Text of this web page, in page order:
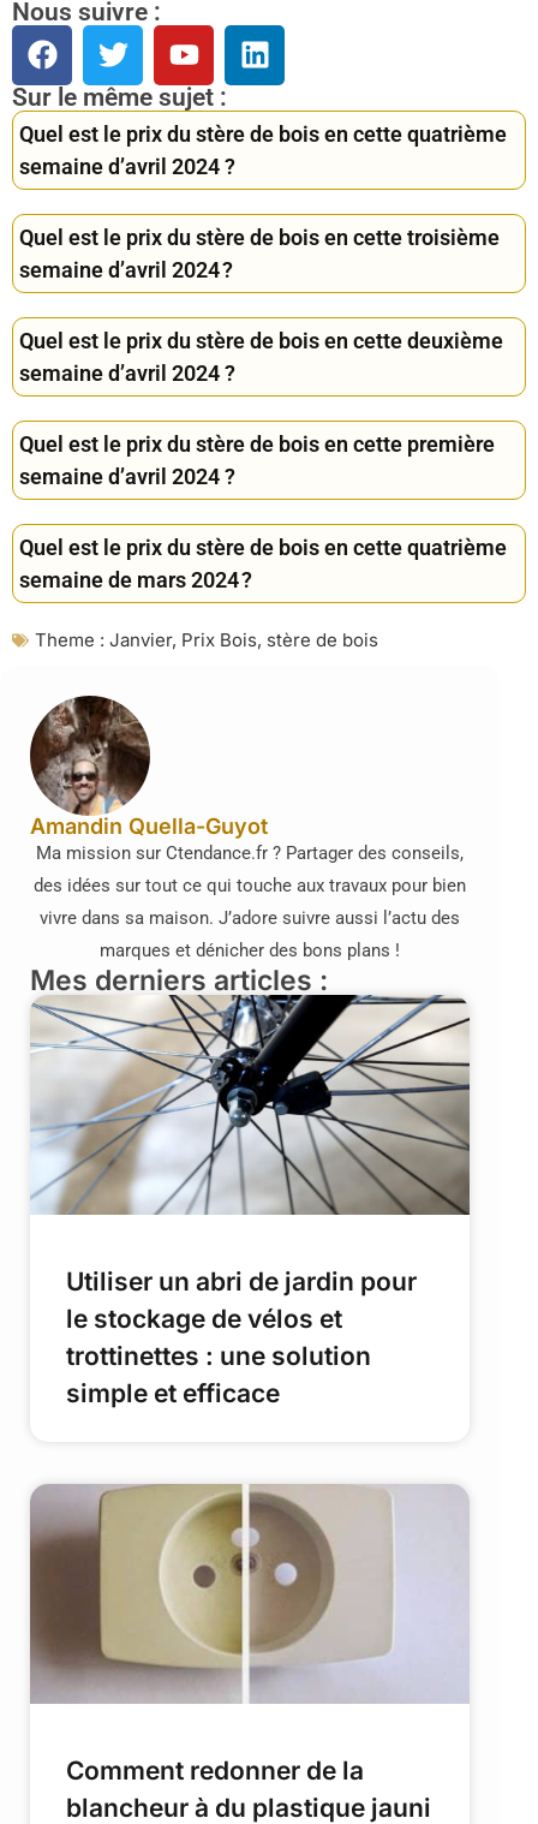
Nous suivre :
Sur le même sujet :
Quel est le prix du stère de bois en cette quatrième
semaine d’avril 2024 ?
Quel est le prix du stère de bois en cette troisième
semaine d’avril 2024 ?
Quel est le prix du stère de bois en cette deuxième
semaine d’avril 2024 ?
Quel est le prix du stère de bois en cette première
semaine d’avril 2024 ?
Quel est le prix du stère de bois en cette quatrième
semaine de mars 2024 ?
Theme : Janvier, Prix Bois, stère de bois
Amandin Quella-Guyot
Ma mission sur Ctendance.fr ? Partager des conseils,
des idées sur tout ce qui touche aux travaux pour bien
vivre dans sa maison. J’adore suivre aussi l’actu des
marques et dénicher des bons plans !
Mes derniers articles :
Utiliser un abri de jardin pour
le stockage de vélos et
trottinettes : une solution
simple et efficace
Comment redonner de la
blancheur à du plastique jauni